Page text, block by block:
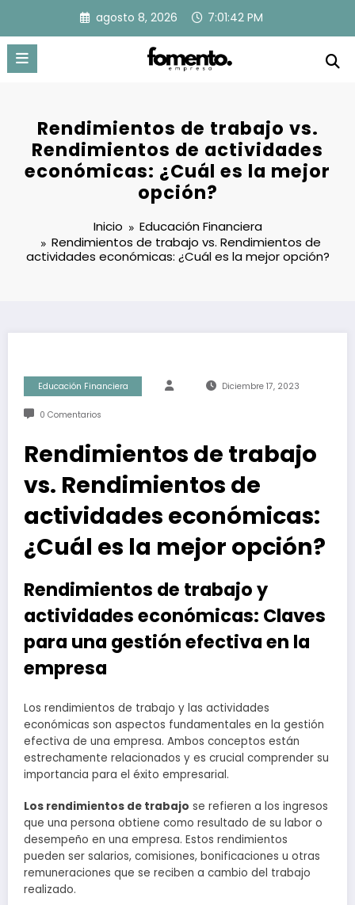
contenido
agosto 8, 2026 7:01:43 PM
Rendimientos de trabajo vs.
Rendimientos de actividades
económicas: ¿Cuál es la mejor
opción?
Inicio
Educación Financiera
Rendimientos de trabajo vs. Rendimientos de
actividades económicas: ¿Cuál es la mejor opción?
Educación Financiera Diciembre 17, 2023
0 Comentarios
Rendimientos de trabajo
vs. Rendimientos de
actividades económicas:
¿Cuál es la mejor opción?
Rendimientos de trabajo y
actividades económicas: Claves
para una gestión efectiva en la
empresa
Los rendimientos de trabajo y las actividades
económicas son aspectos fundamentales en la gestión
efectiva de una empresa. Ambos conceptos están
estrechamente relacionados y es crucial comprender su
importancia para el éxito empresarial.
Los rendimientos de trabajo se refieren a los ingresos
que una persona obtiene como resultado de su labor o
desempeño en una empresa. Estos rendimientos
pueden ser salarios, comisiones, bonificaciones u otras
remuneraciones que se reciben a cambio del trabajo
realizado.